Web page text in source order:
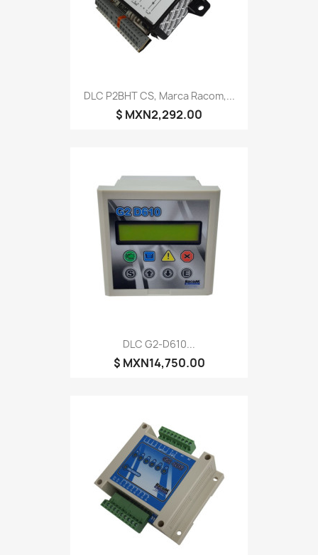
DLC P2BHT CS, Marca Racom,...
$ MXN2,292.00
DLC G2-D610...
$ MXN14,750.00